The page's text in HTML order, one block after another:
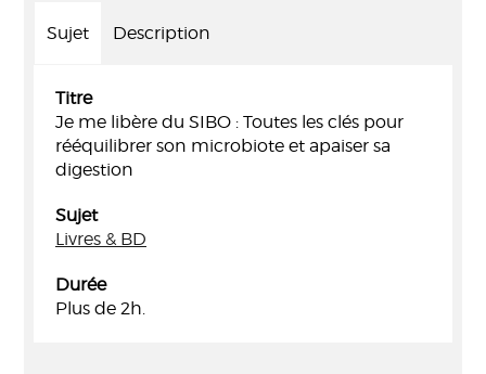
Sujet Description
Titre
Je me libère du SIBO : Toutes les clés pour
rééquilibrer son microbiote et apaiser sa
digestion
Sujet
Livres & BD
Durée
Plus de 2h.